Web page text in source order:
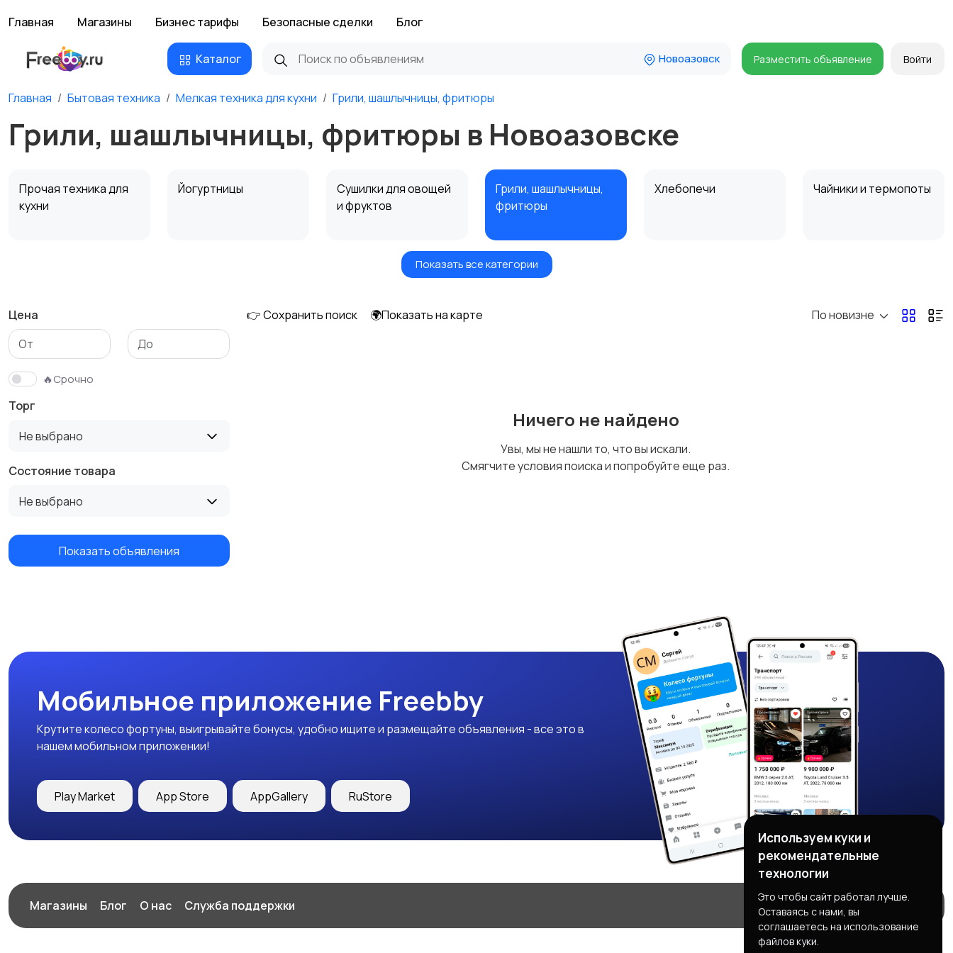
Главная Магазины Бизнес тарифы Безопасные сделки Блог
Каталог Новоазовск Разместить объявление Войти
Главная Бытовая техника Мелкая техника для кухни Грили, шашлычницы, фритюры
Грили, шашлычницы, фритюры в Новоазовске
Прочая техника для
кухни
Йогуртницы
Сушилки для овощей
и фруктов
Грили, шашлычницы,
фритюры
Хлебопечи Чайники и термопоты
Мультиварки и
Кухонные весы
Бутербродницы,
сэндвичницы,
тостеры
Кухонные комбайны,
Показать все категории
Цена
🔥Срочно
Торг
Не выбрано
Состояние товара
Не выбрано
Показать объявления
👉 Сохранить поиск 🌍Показать на карте По новизне
Ничего не найдено
Увы, мы не нашли то, что вы искали.
Смягчите условия поиска и попробуйте еще раз.
Мобильное приложение Freebby
Крутите колесо фортуны, выигрывайте бонусы, удобно ищите и размещайте объявления - все это в
нашем мобильном приложении!
Play Market App Store AppGallery RuStore
Магазины Блог О нас Служба поддержки
Используем куки и
рекомендательные
технологии
Это чтобы сайт работал лучше.
Оставаясь с нами, вы
соглашаетесь на использование
файлов куки.